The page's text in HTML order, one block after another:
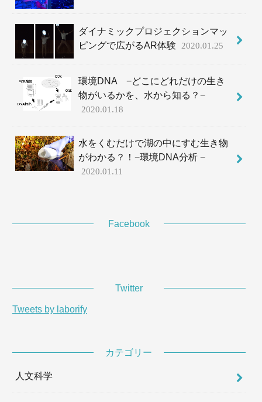
ダイナミックプロジェクションマッ
ピングで広がるAR体験
2020.01.25
環境DNA −どこにどれだけの生き
物がいるかを、水から知る？−
2020.01.18
水をくむだけで湖の中にすむ生き物
がわかる？！−環境DNA分析 −
2020.01.11
Facebook
Twitter
Tweets by laborify
カテゴリー
人文科学